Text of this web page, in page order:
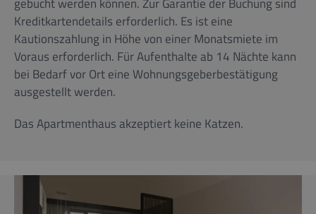
Kreditkartendetails erforderlich. Es ist eine
Kautionszahlung in Höhe von einer Monatsmiete im
Voraus erforderlich. Für Aufenthalte ab 14 Nächte kann
bei Bedarf vor Ort eine Wohnungsgeberbestätigung
ausgestellt werden.
Das Apartmenthaus akzeptiert keine Katzen.